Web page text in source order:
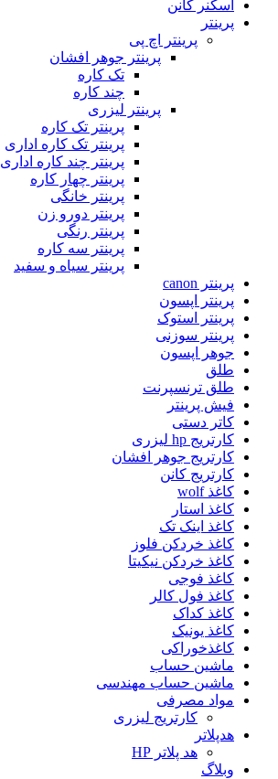
اسکنر کانن
پرینتر
پرینتر اچ پی
پرینتر جوهر افشان
تک کاره
چند کاره
پرینتر لیزری
پرینتر تک کاره
پرینتر تک کاره اداری
پرینتر چند کاره اداری
پرینتر چهار کاره
پرینتر خانگی
پرینتر دورو زن
پرینتر رنگی
پرینتر سه کاره
پرینتر سیاه و سفید
پرینتر canon
پرینتر اپسون
پرینتر استوک
پرینتر سوزنی
جوهر اپسون
طلق
طلق ترنسپرنت
فیش پرینتر
کاتر دستی
کارتریج hp لیزری
کارتریج جوهر افشان
کارتریج کانن
کاغذ wolf
کاغذ استار
کاغذ اینک تک
کاغذ خردکن فلوز
کاغذ خردکن نیکیتا
کاغذ فوجی
کاغذ فول کالر
کاغذ کداک
کاغذ یونیک
کاغذخوراکی
ماشین حساب
ماشین حساب مهندسی
مواد مصرفی
کارتریج لیزری
هدپلاتر
هد پلاتر HP
وبلاگ